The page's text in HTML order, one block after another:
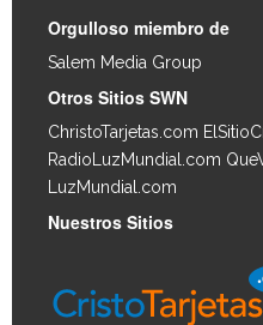
Orgulloso miembro de
Salem Media Group
Otros Sitios SWN
ChristoTarjetas.com
RadioLuzMundial.com
LuzMundial.com
Nuestros Sitios